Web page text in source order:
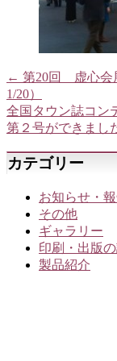
← 第20回 虚心会
1/20）
全国タウン誌コン
第２号ができまし
カテゴリー
お知らせ・
その他
ギャラリー
印刷・出版
製品紹介